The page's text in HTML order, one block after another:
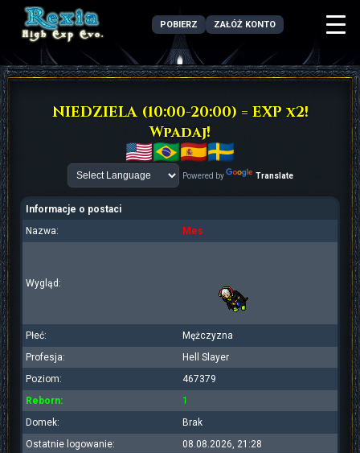
POBIERZ ZAŁÓŻ KONTO
NIEDZIELA (10:00-20:00) = EXP x2!
Wpadaj!
Powered by Translate
Informacje o postaci
Nazwa:
Mes
Wygląd:
Płeć:
Mężczyzna
Profesja:
Hell Slayer
Poziom:
467379
Reborn:
1
Domek:
Brak
Ostatnie logowanie:
08.08.2026, 21:28